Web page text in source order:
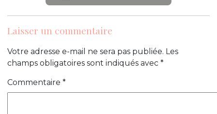
Laisser un commentaire
Votre adresse e-mail ne sera pas publiée. Les
champs obligatoires sont indiqués avec *
Commentaire *